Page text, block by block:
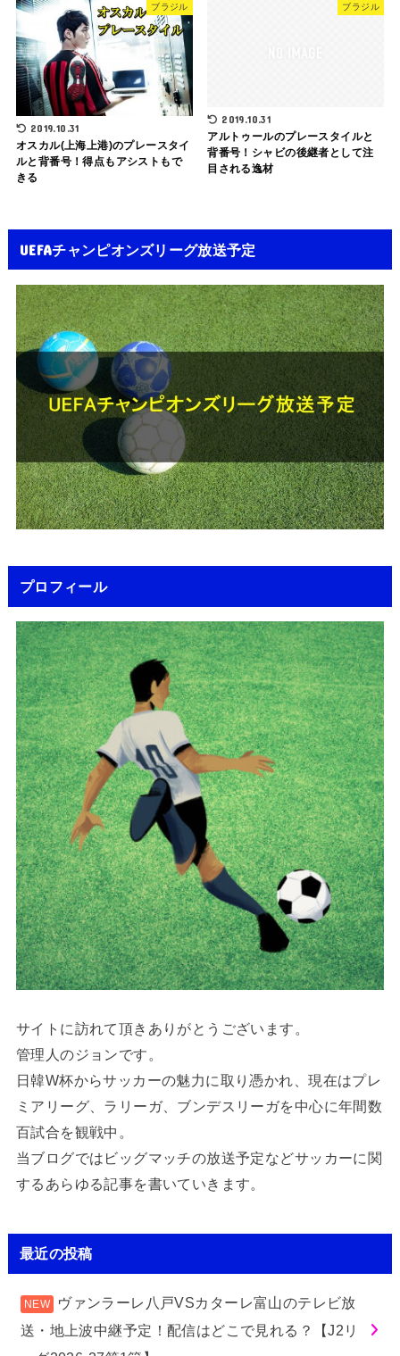
ブラジル
2019.10.31
オスカル(上海上港)のプレースタイ
ルと背番号！得点もアシストもで
きる
ブラジル
2019.10.31
アルトゥールのプレースタイルと
背番号！シャビの後継者として注
目される逸材
UEFAチャンピオンズリーグ放送予定
プロフィール
サイトに訪れて頂きありがとうございます。
管理人のジョンです。
日韓W杯からサッカーの魅力に取り憑かれ、現在はプレ
ミアリーグ、ラリーガ、ブンデスリーガを中心に年間数
百試合を観戦中。
当ブログではビッグマッチの放送予定などサッカーに関
するあらゆる記事を書いていきます。
最近の投稿
ヴァンラーレ八戸VSカターレ富山のテレビ放
送・地上波中継予定！配信はどこで見れる？【J2リ